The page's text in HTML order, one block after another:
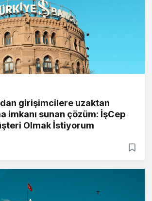
girişimcilere uzaktan
imkanı sunan çözüm: İşCep
Olmak İstiyorum